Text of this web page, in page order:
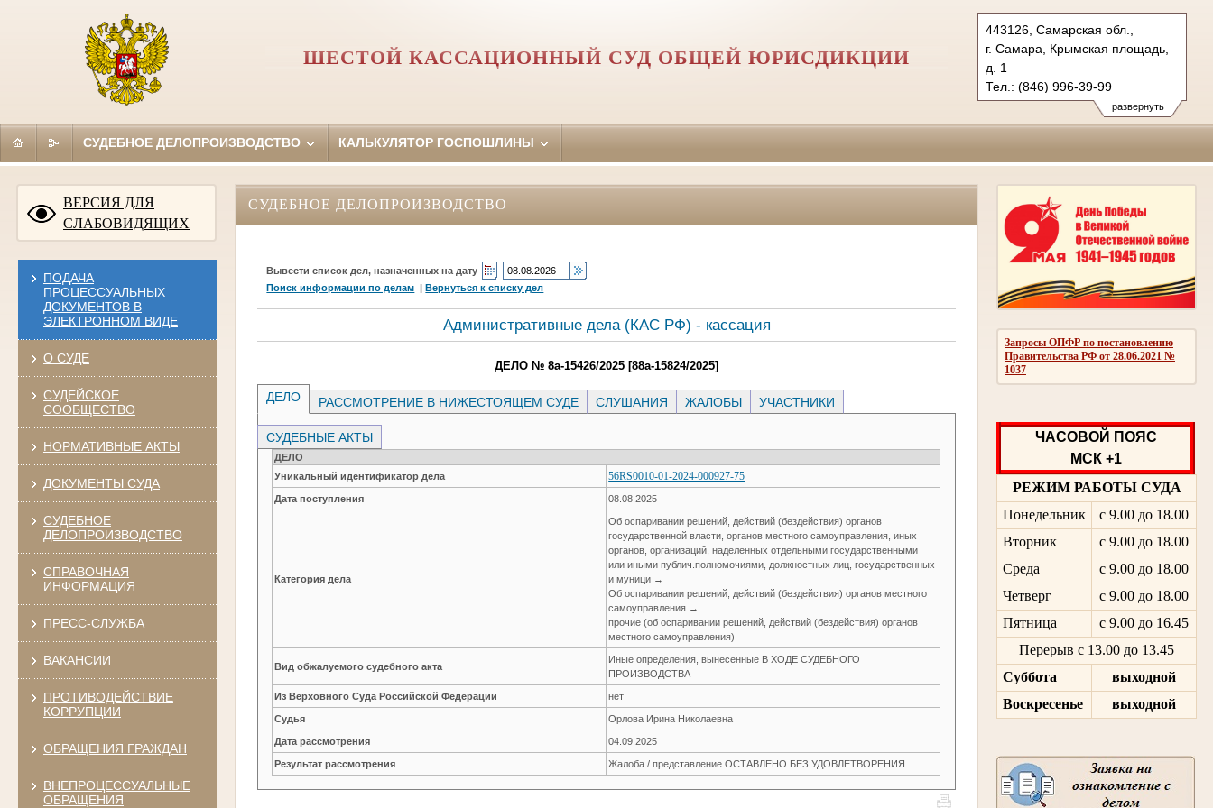
развернуть
443126, Самарская обл.,
г. Самара, Крымская площадь,
д. 1
Тел.: (846) 996-39-99
6kas@sudrf.ru
схема проезда
ШЕСТОЙ КАССАЦИОННЫЙ СУД ОБЩЕЙ ЮРИСДИКЦИИ
СУДЕБНОЕ ДЕЛОПРОИЗВОДСТВО КАЛЬКУЛЯТОР ГОСПОШЛИНЫ
ВЕРСИЯ ДЛЯ
СЛАБОВИДЯЩИХ
ПОДАЧА
ПРОЦЕССУАЛЬНЫХ
ДОКУМЕНТОВ В
ЭЛЕКТРОННОМ ВИДЕ
О СУДЕ
СУДЕЙСКОЕ
СООБЩЕСТВО
НОРМАТИВНЫЕ АКТЫ
ДОКУМЕНТЫ СУДА
СУДЕБНОЕ
ДЕЛОПРОИЗВОДСТВО
СПРАВОЧНАЯ
ИНФОРМАЦИЯ
ПРЕСС-СЛУЖБА
ВАКАНСИИ
ПРОТИВОДЕЙСТВИЕ
КОРРУПЦИИ
ОБРАЩЕНИЯ ГРАЖДАН
ВНЕПРОЦЕССУАЛЬНЫЕ
ОБРАЩЕНИЯ
Запросы ОПФР по постановлению
Правительства РФ от 28.06.2021 №
1037
ЧАСОВОЙ ПОЯС
МСК +1
РЕЖИМ РАБОТЫ СУДА
Понедельник
с 9.00 до 18.00
Вторник
с 9.00 до 18.00
Среда
с 9.00 до 18.00
Четверг
с 9.00 до 18.00
Пятница
с 9.00 до 16.45
Перерыв с 13.00 до 13.45
Суббота
выходной
Воскресенье
выходной
СУДЕБНОЕ ДЕЛОПРОИЗВОДСТВО
Вывести список дел, назначенных на дату
Поиск информации по делам |Вернуться к списку дел
Административные дела (КАC РФ) - кассация
ДЕЛО № 8а-15426/2025 [88а-15824/2025]
ДЕЛО РАССМОТРЕНИЕ В НИЖЕСТОЯЩЕМ СУДЕ СЛУШАНИЯ ЖАЛОБЫ УЧАСТНИКИ
СУДЕБНЫЕ АКТЫ
ДЕЛО
Уникальный идентификатор дела
56RS0010-01-2024-000927-75
Дата поступления 08.08.2025
Категория дела
Об оспаривании решений, действий (бездействия) органов
государственной власти, органов местного самоуправления, иных
органов, организаций, наделенных отдельными государственными
или иными публич.полномочиями, должностных лиц, государственных
и муници →
Об оспаривании решений, действий (бездействия) органов местного
самоуправления →
прочие (об оспаривании решений, действий (бездействия) органов
местного самоуправления)
Вид обжалуемого судебного акта
Иные определения, вынесенные В ХОДЕ СУДЕБНОГО
ПРОИЗВОДСТВА
Из Верховного Суда Российской Федерации нет
Судья Орлова Ирина Николаевна
Дата рассмотрения 04.09.2025
Результат рассмотрения Жалоба / представление ОСТАВЛЕНО БЕЗ УДОВЛЕТВОРЕНИЯ